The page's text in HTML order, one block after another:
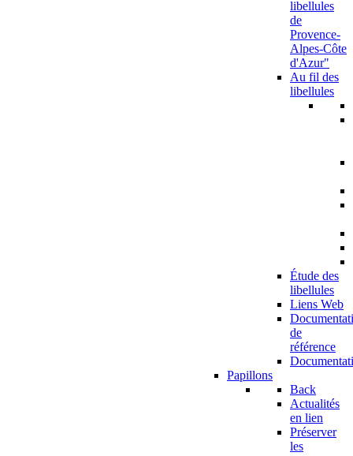
libellules
de
Provence-
Alpes-Côte
d'Azur"
Au fil des
libellules
Étude des
libellules
Liens Web
de
référence
Papillons
Back
Actualités
en lien
Préserver
les